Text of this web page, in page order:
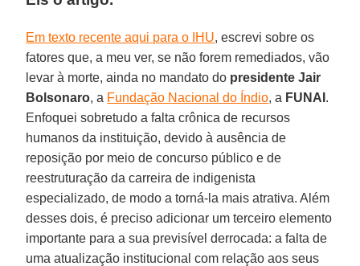
Em texto recente aqui para o IHU, escrevi sobre os
fatores que, a meu ver, se não forem remediados, vão
levar à morte, ainda no mandato do presidente Jair
Bolsonaro, a Fundação Nacional do Índio, a FUNAI .
Enfoquei sobretudo a falta crônica de recursos
humanos da instituição, devido à ausência de
reposição por meio de concurso público e de
reestruturação da carreira de indigenista
especializado, de modo a torná-la mais atrativa. Além
desses dois, é preciso adicionar um terceiro elemento
importante para a sua previsível derrocada: a falta de
uma atualização institucional com relação aos seus